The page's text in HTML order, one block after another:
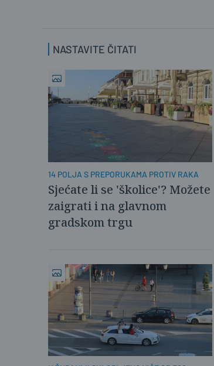
NASTAVITE ČITATI
14 POLJA S PREPORUKAMA PROTIV RAKA
Sjećate li se 'školice'? Možete
zaigrati i na glavnom
gradskom trgu